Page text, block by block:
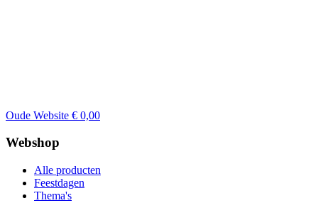
Oude Website € 0,00
Webshop
Alle producten
Feestdagen
Thema's